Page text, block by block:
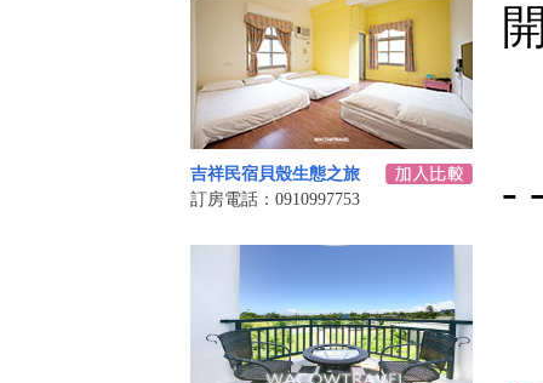
吉祥民宿貝殼生態之旅
訂房電話：0910997753
-